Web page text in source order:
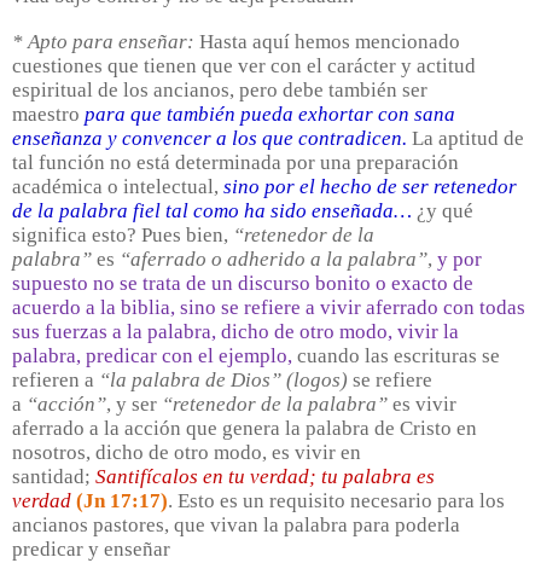
* Apto para enseñar: Hasta aquí hemos mencionado
cuestiones que tienen que ver con el carácter y actitud
espiritual de los ancianos, pero debe también ser
maestro para que también pueda exhortar con sana
enseñanza y convencer a los que contradicen. La aptitud de
tal función no está determinada por una preparación
académica o intelectual, sino por el hecho de ser retenedor
de la palabra fiel tal como ha sido enseñada… ¿y qué
significa esto? Pues bien, “retenedor de la
palabra” es “aferrado o adherido a la palabra”, y por
supuesto no se trata de un discurso bonito o exacto de
acuerdo a la biblia, sino se refiere a vivir aferrado con todas
sus fuerzas a la palabra, dicho de otro modo, vivir la
palabra, predicar con el ejemplo, cuando las escrituras se
refieren a “la palabra de Dios” (logos) se refiere
a “acción”, y ser “retenedor de la palabra” es vivir
aferrado a la acción que genera la palabra de Cristo en
nosotros, dicho de otro modo, es vivir en
santidad; Santifícalos en tu verdad; tu palabra es
verdad (Jn 17:17). Esto es un requisito necesario para los
ancianos pastores, que vivan la palabra para poderla
predicar y enseñar